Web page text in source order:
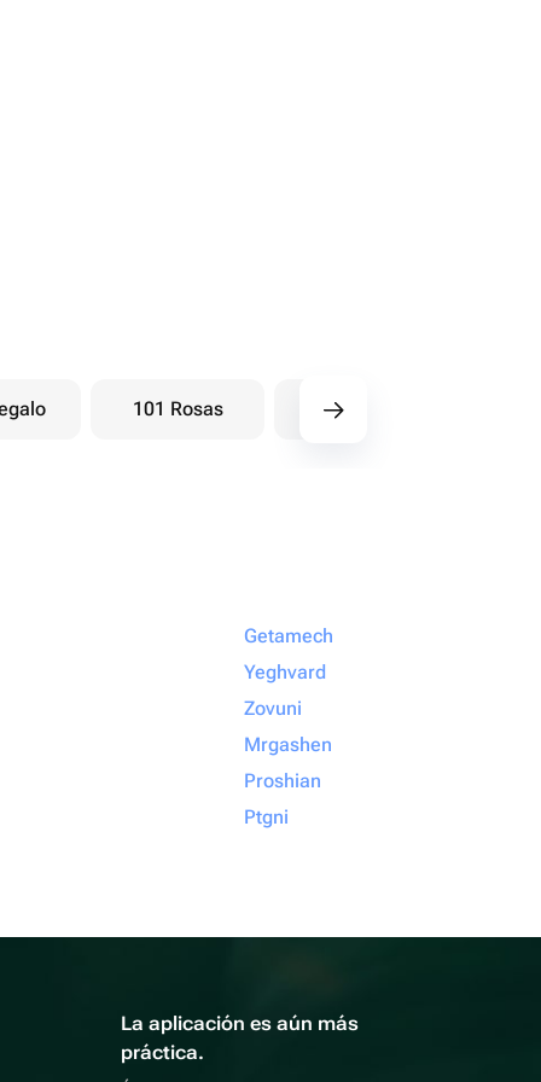
101 Rosas Ramos baya
Getamech
Yeghvard
Zovuni
Mrgashen
Proshian
Ptgni
La aplicación es aún más
práctica.